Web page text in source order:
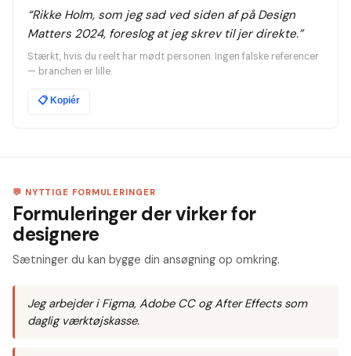
“Rikke Holm, som jeg sad ved siden af på Design
Matters 2024, foreslog at jeg skrev til jer direkte.”
Stærkt, hvis du reelt har mødt personen. Ingen falske referencer
— branchen er lille.
📋Kopiér
💬 NYTTIGE FORMULERINGER
Formuleringer der virker for
designere
Sætninger du kan bygge din ansøgning op omkring.
Jeg arbejder i Figma, Adobe CC og After Effects som
daglig værktøjskasse.